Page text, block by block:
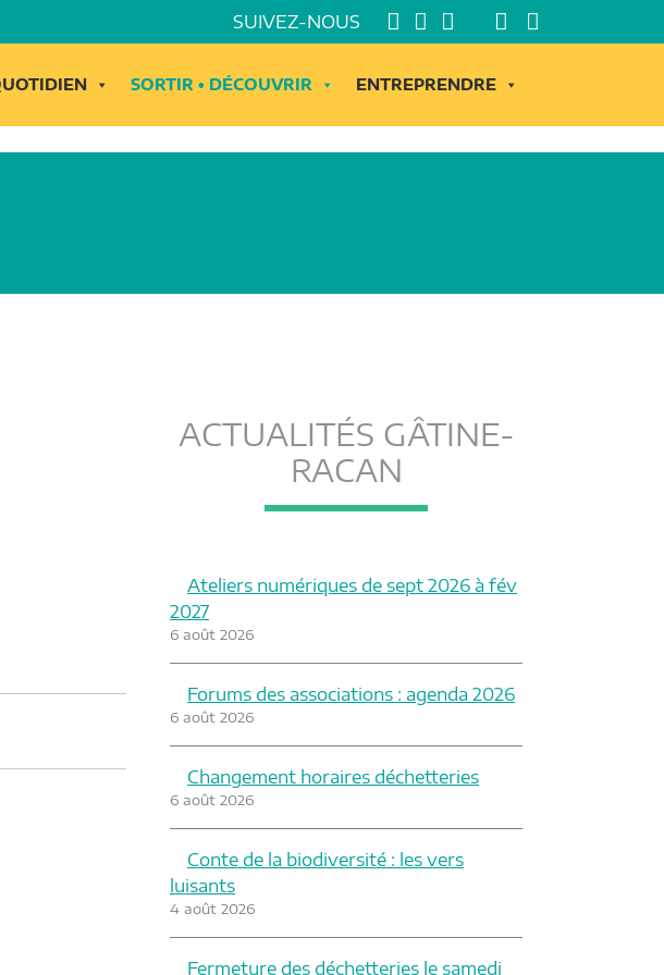
SUIVEZ-NOUS
SORTIR • DÉCOUVRIR ENTREPRENDRE
ACTUALITÉS GÂTINE-
RACAN
Ateliers numériques de sept 2026 à fév
2027
6 août 2026
Forums des associations : agenda 2026
6 août 2026
Changement horaires déchetteries
6 août 2026
Conte de la biodiversité : les vers
luisants
4 août 2026
Fermeture des déchetteries le samedi